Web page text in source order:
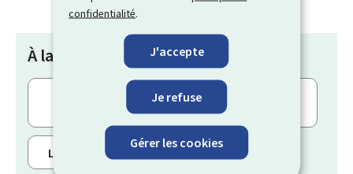
confidentialité.
J'accepte
Je refuse
Gérer les cookies
À la une
Règlement à l’amiable d'un litige entre un
professionnel et un consommateur
Label "Made in Luxembourg"